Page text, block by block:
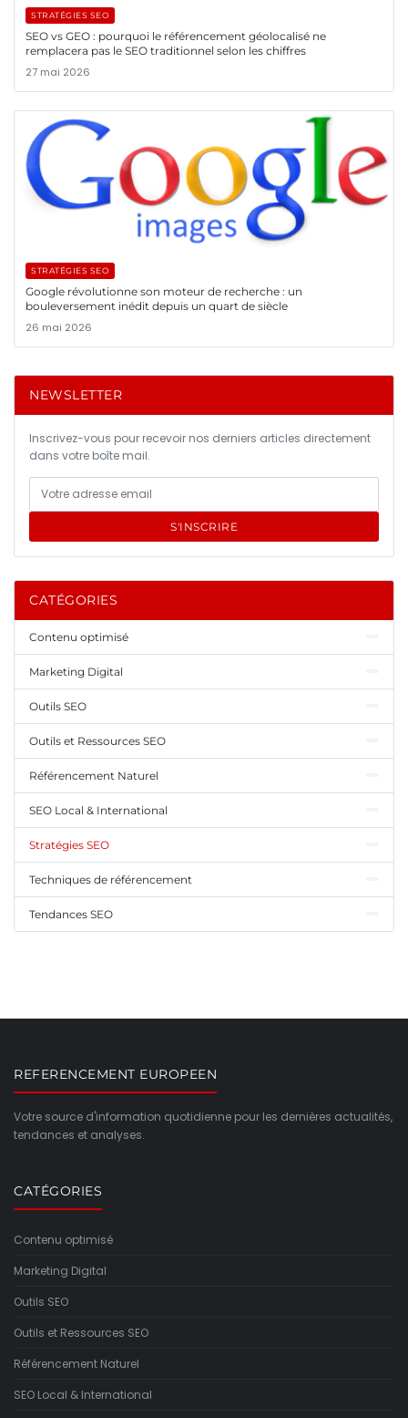
STRATÉGIES SEO
SEO vs GEO : pourquoi le référencement géolocalisé ne
remplacera pas le SEO traditionnel selon les chiffres
27 mai 2026
STRATÉGIES SEO
Google révolutionne son moteur de recherche : un
bouleversement inédit depuis un quart de siècle
26 mai 2026
NEWSLETTER
Inscrivez-vous pour recevoir nos derniers articles directement
dans votre boîte mail.
S'INSCRIRE
CATÉGORIES
Contenu optimisé
Marketing Digital
Outils SEO
Outils et Ressources SEO
Référencement Naturel
SEO Local & International
Stratégies SEO
Techniques de référencement
Tendances SEO
REFERENCEMENT EUROPEEN
Votre source d'information quotidienne pour les dernières actualités,
tendances et analyses.
CATÉGORIES
Contenu optimisé
Marketing Digital
Outils SEO
Outils et Ressources SEO
Référencement Naturel
SEO Local & International